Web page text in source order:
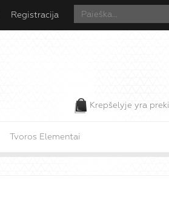
Registracija
Krepšelyje yra
Tvoros Elementai